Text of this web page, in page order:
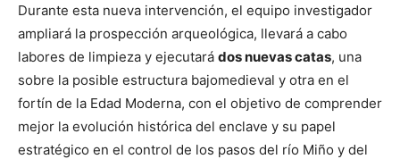
Durante esta nueva intervención, el equipo investigador
ampliará la prospección arqueológica, llevará a cabo
labores de limpieza y ejecutará dos nuevas catas, una
sobre la posible estructura bajomedieval y otra en el
fortín de la Edad Moderna, con el objetivo de comprender
mejor la evolución histórica del enclave y su papel
estratégico en el control de los pasos del río Miño y del